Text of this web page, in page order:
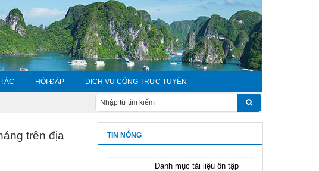
HỎI ĐÁP DỊCH VỤ CÔNG TRỰC TUYẾN
CHÀO MỪNG NGÀY CHUYỂN ĐỔI SỐ QUỐC GIA 10/10
trên địa
TIN NÓNG
Danh mục tài liệu ôn tập